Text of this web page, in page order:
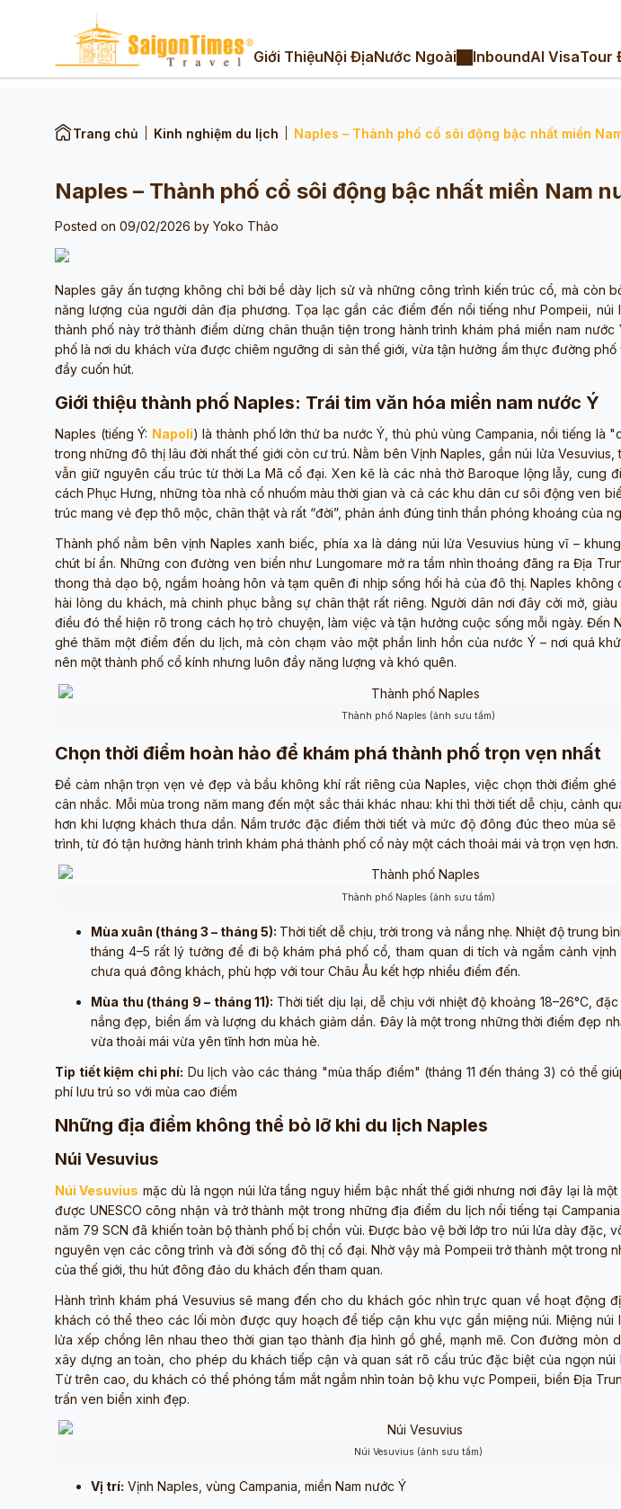
Giới ThiệuNội ĐịaNước Ngoài InboundAI VisaTour
Trang chủ Kinh nghiệm du lịch Naples – Thành phố cổ sôi động bậc nhất miền
Naples – Thành phố cổ sôi động bậc nhất miền Nam
Posted on 09/02/2026 by Yoko Thảo
Naples gây ấn tượng không chỉ bởi bề dày lịch sử và những công trình kiến trúc cổ, mà còn
năng lượng của người dân địa phương. Tọa lạc gần các điểm đến nổi tiếng như Pompeii, núi
thành phố này trở thành điểm dừng chân thuận tiện trong hành trình khám phá miền nam nước
phố là nơi du khách vừa được chiêm ngưỡng di sản thế giới, vừa tận hưởng ẩm thực đường
đầy cuốn hút.
Giới thiệu thành phố Naples: Trái tim văn hóa miền nam nước Ý
Naples (tiếng Ý: Napoli) là thành phố lớn thứ ba nước Ý, thủ phủ vùng Campania, nổi tiếng là
trong những đô thị lâu đời nhất thế giới còn cư trú. Nằm bên Vịnh Naples, gần núi lửa Vesuvius,
vẫn giữ nguyên cấu trúc từ thời La Mã cổ đại. Xen kẽ là các nhà thờ Baroque lộng lẫy, cung
cách Phục Hưng, những tòa nhà cổ nhuốm màu thời gian và cả các khu dân cư sôi động ven
trúc mang vẻ đẹp thô mộc, chân thật và rất “đời”, phản ánh đúng tinh thần phóng khoáng của
Thành phố nằm bên vịnh Naples xanh biếc, phía xa là dáng núi lửa Vesuvius hùng vĩ –
chút bí ẩn. Những con đường ven biển như Lungomare mở ra tầm nhìn thoáng đãng ra Địa
thong thả dạo bộ, ngắm hoàng hôn và tạm quên đi nhịp sống hối hả của đô thị. Naples không
hài lòng du khách, mà chinh phục bằng sự chân thật rất riêng. Người dân nơi đây cởi mở, giàu
điều đó thể hiện rõ trong cách họ trò chuyện, làm việc và tận hưởng cuộc sống mỗi ngày. Đến
ghé thăm một điểm đến du lịch, mà còn chạm vào một phần linh hồn của nước Ý – nơi quá
nên một thành phố cổ kính nhưng luôn đầy năng lượng và khó quên.
Thành phố Naples (ảnh sưu tầm)
Chọn thời điểm hoàn hảo để khám phá thành phố trọn vẹn nhất
Để cảm nhận trọn vẹn vẻ đẹp và bầu không khí rất riêng của Naples, việc chọn thời điểm
cân nhắc. Mỗi mùa trong năm mang đến một sắc thái khác nhau: khi thì thời tiết dễ chịu, cảnh
hơn khi lượng khách thưa dần. Nắm trước đặc điểm thời tiết và mức độ đông đúc theo mùa
trình, từ đó tận hưởng hành trình khám phá thành phố cổ này một cách thoải mái và trọn vẹn hơn.
Thành phố Naples (ảnh sưu tầm)
Mùa xuân (tháng 3 – tháng 5): Thời tiết dễ chịu, trời trong và nắng nhẹ. Nhiệt độ trung
tháng 4–5 rất lý tưởng để đi bộ khám phá phố cổ, tham quan di tích và ngắm cảnh vịnh
chưa quá đông khách, phù hợp với tour Châu Âu kết hợp nhiều điểm đến.
Mùa thu (tháng 9 – tháng 11): Thời tiết dịu lại, dễ chịu với nhiệt độ khoảng 18–26°C,
nắng đẹp, biển ấm và lượng du khách giảm dần. Đây là một trong những thời điểm đẹp
vừa thoải mái vừa yên tĩnh hơn mùa hè.
Tip tiết kiệm chi phí: Du lịch vào các tháng "mùa thấp điểm" (tháng 11 đến tháng 3) có thể
phí lưu trú so với mùa cao điểm
Những địa điểm không thể bỏ lỡ khi du lịch Naples
Núi Vesuvius
Núi Vesuvius mặc dù là ngọn núi lửa tầng nguy hiểm bậc nhất thế giới nhưng nơi đây lại là
được UNESCO công nhận và trở thành một trong những địa điểm du lịch nổi tiếng tại
năm 79 SCN đã khiến toàn bộ thành phố bị chồn vùi. Được bảo vệ bởi lớp tro núi lửa dày đặc,
nguyên vẹn các công trình và đời sống đô thị cổ đại. Nhờ vậy mà Pompeii trở thành một trong
của thế giới, thu hút đông đảo du khách đến tham quan.
Hành trình khám phá Vesuvius sẽ mang đến cho du khách góc nhìn trực quan về hoạt động
khách có thể theo các lối mòn được quy hoạch để tiếp cận khu vực gần miệng núi. Miệng núi
lửa xếp chồng lên nhau theo thời gian tạo thành địa hình gồ ghề, mạnh mẽ. Con đường mòn
xây dựng an toàn, cho phép du khách tiếp cận và quan sát rõ cấu trúc đặc biệt của ngọn
Từ trên cao, du khách có thể phóng tầm mắt ngắm nhìn toàn bộ khu vực Pompeii, biển Địa
trấn ven biển xinh đẹp.
Núi Vesuvius (ảnh sưu tầm)
Vị trí: Vịnh Naples, vùng Campania, miền Nam nước Ý